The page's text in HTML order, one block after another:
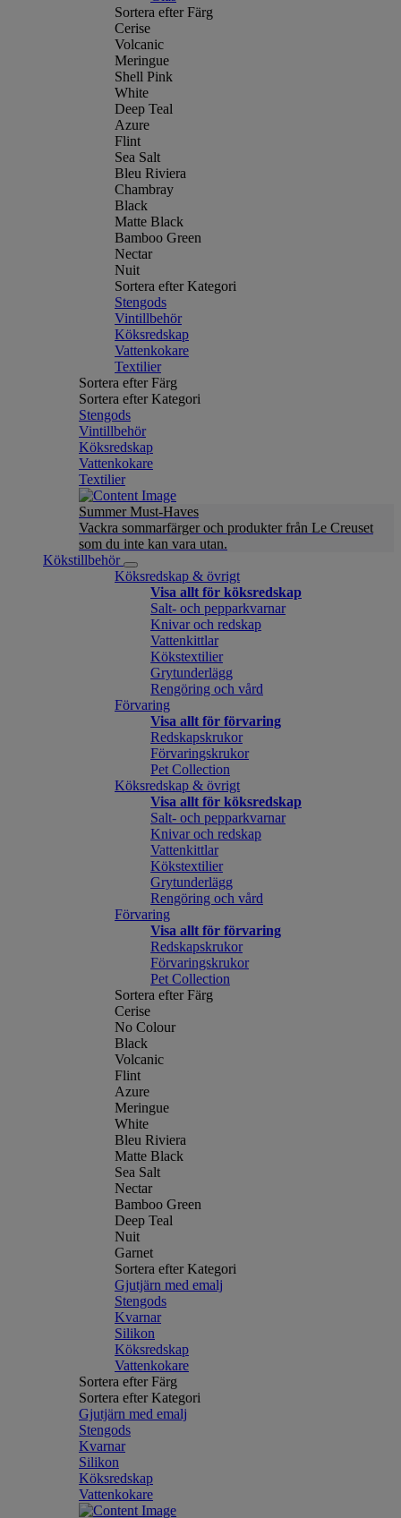
Sortera efter Färg
Cerise
Volcanic
Meringue
Shell Pink
White
Deep Teal
Azure
Flint
Sea Salt
Bleu Riviera
Chambray
Black
Matte Black
Bamboo Green
Nectar
Nuit
Sortera efter Kategori
Stengods
Vintillbehör
Köksredskap
Vattenkokare
Textilier
Sortera efter Färg
Sortera efter Kategori
Stengods
Vintillbehör
Köksredskap
Vattenkokare
Textilier
Summer Must-Haves
Vackra sommarfärger och produkter från Le Creuset
som du inte kan vara utan.
Kökstillbehör
Köksredskap & övrigt
Visa allt för köksredskap
Salt- och pepparkvarnar
Knivar och redskap
Vattenkittlar
Kökstextilier
Grytunderlägg
Rengöring och vård
Förvaring
Visa allt för förvaring
Redskapskrukor
Förvaringskrukor
Pet Collection
Köksredskap & övrigt
Visa allt för köksredskap
Salt- och pepparkvarnar
Knivar och redskap
Vattenkittlar
Kökstextilier
Grytunderlägg
Rengöring och vård
Förvaring
Visa allt för förvaring
Redskapskrukor
Förvaringskrukor
Pet Collection
Sortera efter Färg
Cerise
No Colour
Black
Volcanic
Flint
Azure
Meringue
White
Bleu Riviera
Matte Black
Sea Salt
Nectar
Bamboo Green
Deep Teal
Nuit
Garnet
Sortera efter Kategori
Gjutjärn med emalj
Stengods
Kvarnar
Silikon
Köksredskap
Vattenkokare
Sortera efter Färg
Sortera efter Kategori
Gjutjärn med emalj
Stengods
Kvarnar
Silikon
Köksredskap
Vattenkokare